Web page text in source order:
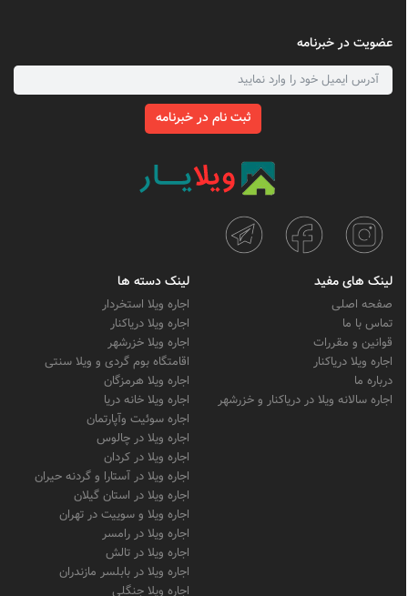
عضویت در خبرنامه
ثبت نام در خبرنامه
لینک های مفید
صفحه اصلی
تماس با ما
قوانین و مقررات
اجاره ویلا دریاکنار
درباره ما
اجاره سالانه ویلا در دریاکنار و خزرشهر
لینک دسته ها
اجاره ویلا استخردار
اجاره ویلا دریاکنار
اجاره ویلا خزرشهر
اقامتگاه بوم گردی و ویلا سنتی
اجاره ویلا هرمزگان
اجاره ویلا خانه دریا
اجاره سوئیت وآپارتمان
اجاره ویلا در چالوس
اجاره ویلا در کردان
اجاره ویلا در آستارا و گردنه حیران
اجاره ویلا در استان گیلان
اجاره ویلا و سوییت در تهران
اجاره ویلا در رامسر
اجاره ویلا در تالش
اجاره ویلا در بابلسر مازندران
اجاره ویلا جنگلی